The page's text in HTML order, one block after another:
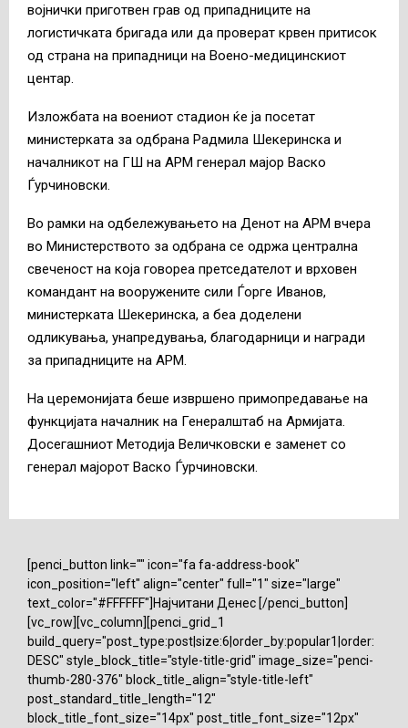
војнички приготвен грав од припадниците на
логистичката бригада или да проверат крвен притисок
од страна на припадници на Воено-медицинскиот
центар.
Изложбата на воениот стадион ќе ја посетат
министерката за одбрана Радмила Шекеринска и
началникот на ГШ на АРМ генерал мајор Васко
Ѓурчиновски.
Во рамки на одбележувањето на Денот на АРМ вчера
во Министерството за одбрана се одржа централна
свеченост на која говореа претседателот и врховен
командант на вооружените сили Ѓорге Иванов,
министерката Шекеринска, а беа доделени
одликувања, унапредувања, благодарници и награди
за припадниците на АРМ.
На церемонијата беше извршено примопредавање на
функцијата началник на Генералштаб на Армијата.
Досегашниот Методија Величковски е заменет со
генерал мајорот Васко Ѓурчиновски.
[penci_button link="" icon="fa fa-address-book"
icon_position="left" align="center" full="1" size="large"
text_color="#FFFFFF"]Најчитани Денес [/penci_button]
[vc_row][vc_column][penci_grid_1
build_query="post_type:post|size:6|order_by:popular1|order:
DESC" style_block_title="style-title-grid" image_size="penci-
thumb-280-376" block_title_align="style-title-left"
post_standard_title_length="12"
block_title_font_size="14px" post_title_font_size="12px"